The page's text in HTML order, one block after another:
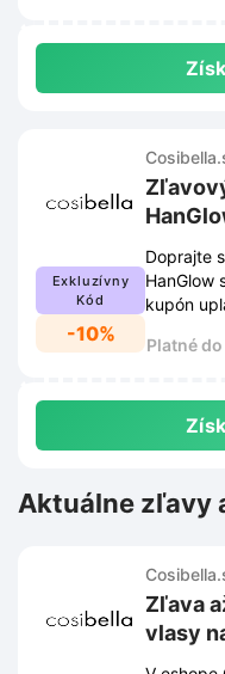
Exkluzívny
Kód
-10%
Doprajte
HanGlow
kupón
Platné
Aktuálne zľavy
Zľava
vlasy